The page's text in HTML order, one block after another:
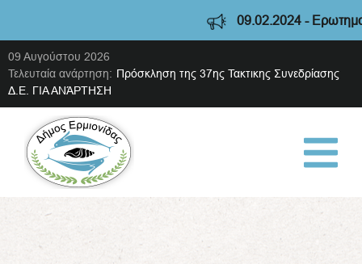
09.02.2024 -
09 Αυγούστου 2026
Τελευταία ανάρτηση: Πρόσκληση της 37ης Τακτικης Συνεδρίασης
Δ.Ε. ΓΙΑ ΑΝΆΡΤΗΣΗ